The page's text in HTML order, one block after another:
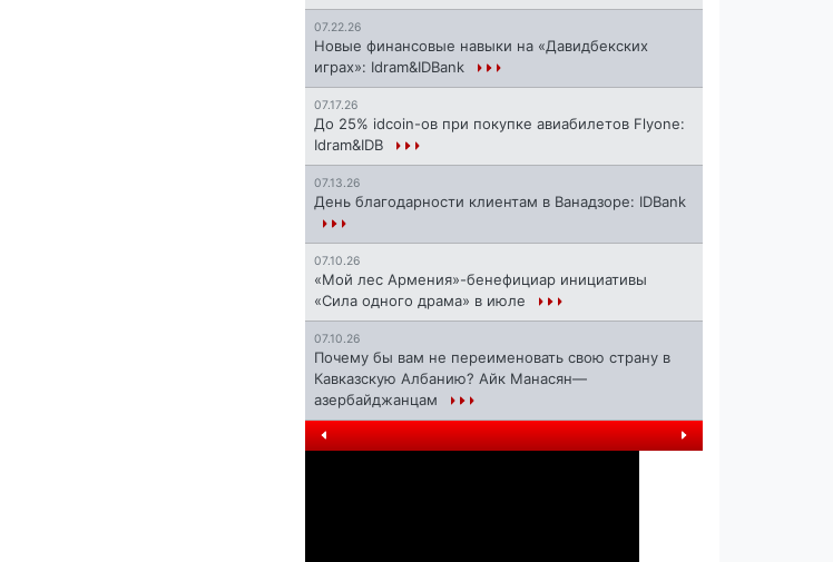
07.22.26
Новые финансовые навыки на «Давидбекских
играх»: Idram&IDBank
07.17.26
До 25% idcoin-ов при покупке авиабилетов Flyone:
Idram&IDB
07.13.26
День благодарности клиентам в Ванадзоре: IDBank
07.10.26
«Мой лес Армения»-бенефициар инициативы
«Сила одного драма» в июле
07.10.26
Почему бы вам не переименовать свою страну в
Кавказскую Албанию? Айк Манасян—
азербайджанцам